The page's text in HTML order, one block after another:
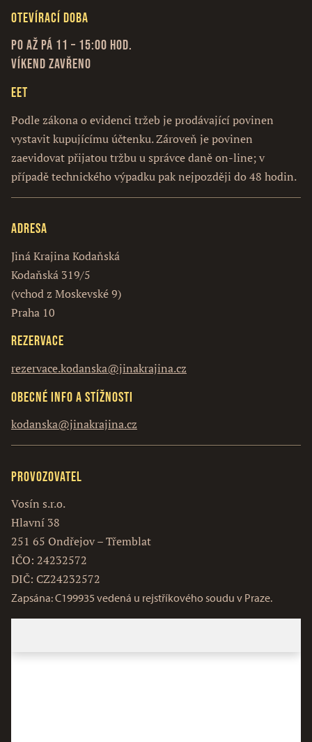
Otevírací doba
Po až Pá 11 – 15:00 hod.
Víkend zavřeno
EET
Podle zákona o evidenci tržeb je prodávající povinen
vystavit kupujícímu účtenku. Zároveň je povinen
zaevidovat přijatou tržbu u správce daně on-line; v
případě technického výpadku pak nejpozději do 48 hodin.
Adresa
Jiná Krajina Kodaňská
Kodaňská 319/5
(vchod z Moskevské 9)
Praha 10
Rezervace
rezervace.kodanska@jinakrajina.cz
Obecné info a stížnosti
kodanska@jinakrajina.cz
Provozovatel
Vosín s.r.o.
Hlavní 38
251 65 Ondřejov – Třemblat
IČO: 24232572
DIČ: CZ24232572
Zapsána: C199935 vedená u rejstříkového soudu v Praze.